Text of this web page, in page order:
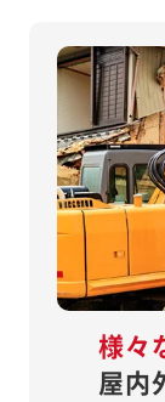
様々
屋内